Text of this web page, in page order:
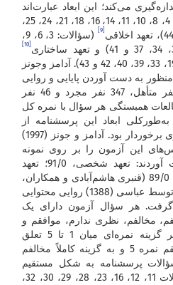
می‌کند؛ این ابعاد عبارت‌اند
(سؤالات: 1، 4، 8، 10، 11، 14، 16، 18، 21، 24، 25،
[9]
(سؤالات: 3، 6، 9،
(سؤالات: 2، 5، 7، 12، 15، 17، 19، 33، 39، 40، 42 و 43). آدامز وجونز
به‌منظور به دست آوردن پایایی و روایی
پرسشنامه، آن را روی 417 نفر متأهل، 347 نفر مجرد و 46 نفر
همبستگی هر سؤال با نمره کل
ابعاد این پرسشنامه از
بیشترین حمایت تجربی و نظری برخوردار بود. آدامز و جونز (1997)
این آزمون را بر روی نمونه
مذکور به این شرح زیردست آوردند: تعهد شخصی، 91/0؛ تعهد
ساختاری، 86/0؛ تعهد اخلاقی، 89/0 (قنبری هاشم‌آبادی و همکاران،
1390). در مطالعه‌ای مقدماتی توسط عباسی (1388) روایی محتوایی
گرفت. هر سؤال آزمون دارای یک
مخالفم، نظری ندارم، موافقم و
کاملاً موافقم است که به هر گزینه نمره‌ای میان 1 تا 5 تعلق
می‌گیرد. به گزینه کاملاً موافقم نمره 5 و به گزینه کاملاً مخالفم
سؤالات پرسشنامه به شکل مستقیم
نمره‌گذاری می­شود و تنها سؤالات 11، 12، 16، 23، 28، 29، 30، 32،